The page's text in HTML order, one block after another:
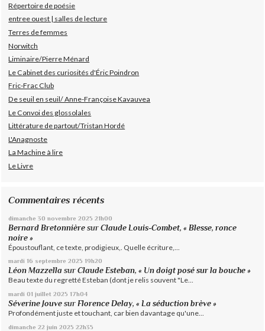
Répertoire de poésie
entree ouest | salles de lecture
Terres de femmes
Norwitch
Liminaire/Pierre Ménard
Le Cabinet des curiosités d'Éric Poindron
Fric-Frac Club
De seuil en seuil/ Anne-Françoise Kavauvea
Le Convoi des glossolales
Littérature de partout/Tristan Hordé
L'Anagnoste
La Machine à lire
Le Livre
Commentaires récents
dimanche 30 novembre 2025 21h00
Bernard Bretonnière surClaude Louis-Combet, « Blesse, ronce
noire »
Époustouflant, ce texte, prodigieux,. Quelle écriture,...
mardi 16 septembre 2025 19h20
Léon Mazzella surClaude Esteban, « Un doigt posé sur la bouche »
Beau texte du regretté Esteban (dont je relis souvent "Le...
mardi 01 juillet 2025 17h04
Séverine Jouve surFlorence Delay, « La séduction brève »
Profondément juste et touchant, car bien davantage qu'une...
dimanche 22 juin 2025 22h35